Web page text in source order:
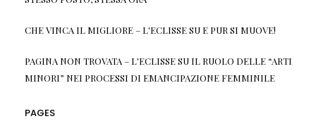
CHE VINCA IL MIGLIORE – L'ECLISSESU E PUR SI MUOVE!
PAGINA NON TROVATA – L'ECLISSESU IL RUOLO DELLE “ARTI
MINORI” NEI PROCESSI DI EMANCIPAZIONE FEMMINILE
PAGES